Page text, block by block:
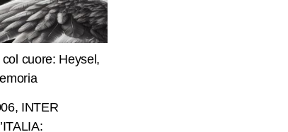
cuore: Heysel,
INTER